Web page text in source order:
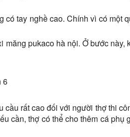
tay nghề cao. Chính vì có một
pukaco hà nội. Ở bước
6
rất cao đối với người thợ thi
cần, thợ có thể cho thêm cá phụ